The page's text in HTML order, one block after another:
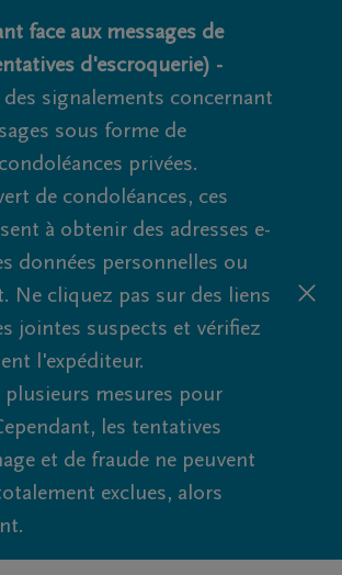
face aux messages de
d'escroquerie) -
signalements concernant
sous forme de
privées.
de condoléances, ces
à obtenir des adresses e-
données personnelles ou
Ne cliquez pas sur des liens
jointes suspects et vérifiez
l'expéditeur.
plusieurs mesures pour
les tentatives
et de fraude ne peuvent
exclues, alors